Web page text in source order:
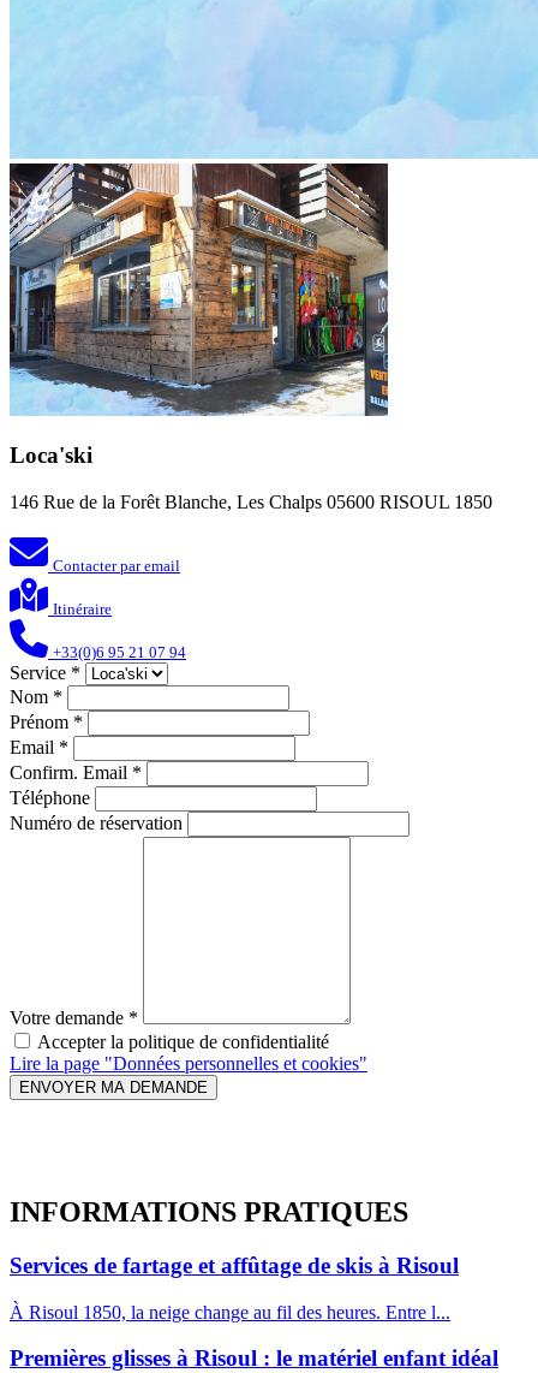
Loca'ski
146 Rue de la Forêt Blanche, Les Chalps 05600 RISOUL 1850
Contacter par email
Itinéraire
+33(0)6 95 21 07 94
Service *
Nom *
Prénom *
Email *
Confirm. Email *
Téléphone
Numéro de réservation
Votre demande *
Accepter la politique de confidentialité
Lire la page "Données personnelles et cookies"
ENVOYER MA DEMANDE
INFORMATIONS PRATIQUES
Services de fartage et affûtage de skis à Risoul
À Risoul 1850, la neige change au fil des heures. Entre l...
Premières glisses à Risoul : le matériel enfant idéal